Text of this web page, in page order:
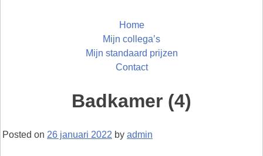
Home
Mijn collega’s
Mijn standaard prijzen
Contact
Badkamer (4)
Posted on 26 januari 2022 by admin